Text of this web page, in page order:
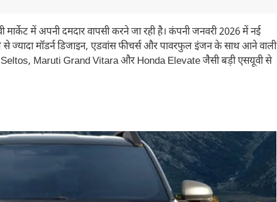
में अपनी दमदार वापसी करने जा रही है। कंपनी जनवरी 2026 में नई
ज्यादा मॉडर्न डिजाइन, एडवांस फीचर्स और पावरफुल इंजन के साथ आने वाली
Maruti Grand Vitara और Honda Elevate जैसी बड़ी एसयूवी से